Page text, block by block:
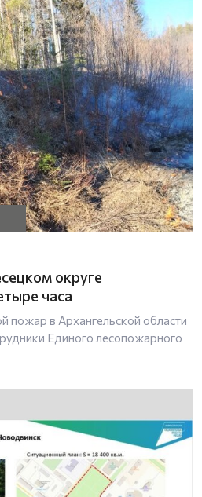
округе
часа
пожар в Архангельской области
Единого лесопожарного